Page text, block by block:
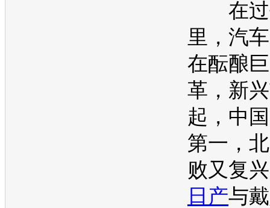
在过
里，汽
在酝酿
革，新
起，中
第一，
败又复
日产与